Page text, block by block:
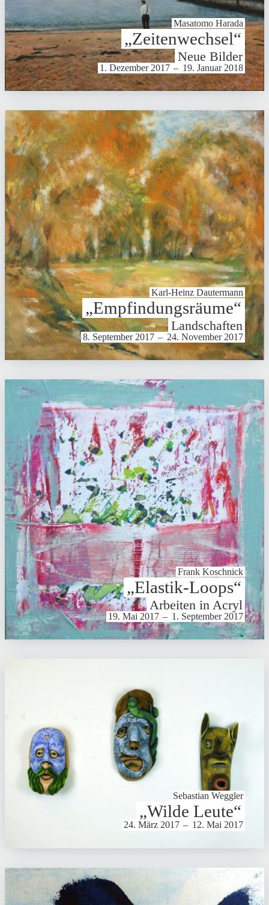
Masatomo Harada
„Zeiten­wechsel“
Neue Bilder
1. Dezember 2017 – 19. Januar 2018
Karl-Heinz Dauter­mann
„Empfin­dungs­räume“
Land­schaften
8. September 2017 – 24. November 2017
Frank Koschnick
„Elastik-Loops“
Arbeiten in Acryl
19. Mai 2017 – 1. September 2017
Sebastian Weggler
„Wilde Leute“
24. März 2017 – 12. Mai 2017